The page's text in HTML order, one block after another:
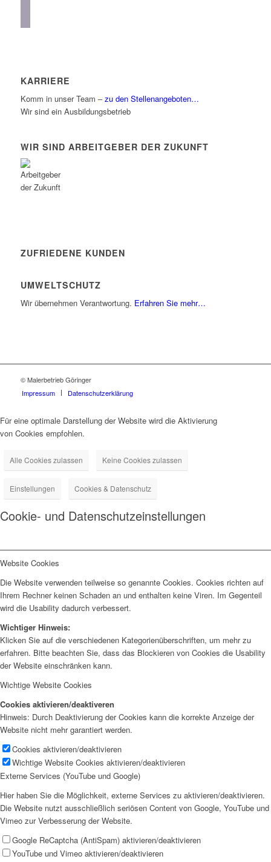
KARRIERE
Komm in unser Team –zu den Stellenangeboten…
Wir sind ein Ausbildungsbetrieb
WIR SIND ARBEITGEBER DER ZUKUNFT
ZUFRIEDENE KUNDEN
UMWELTSCHUTZ
Wir übernehmen Verantwortung. Erfahren Sie mehr…
© Malerbetrieb Göringer
Impressum
Datenschutzerklärung
Für eine optimale Darstellung der Website wird die Aktivierung
von Cookies empfohlen.
Alle Cookies zulassen Keine Cookies zulassen
Einstellungen Cookies & Datenschutz
Cookie- und Datenschutzeinstellungen
Website Cookies
Die Website verwenden teilweise so genannte Cookies. Cookies richten auf
Ihrem Rechner keinen Schaden an und enthalten keine Viren. Im Gegenteil
wird die Usability dadurch verbessert.
Wichtiger Hinweis:
Klicken Sie auf die verschiedenen Kategorienüberschriften, um mehr zu
erfahren. Bitte beachten Sie, dass das Blockieren von Cookies die Usability
der Website einschränken kann.
Wichtige Website Cookies
Cookies aktivieren/deaktiveren
Hinweis: Durch Deaktivierung der Cookies kann die korrekte Anzeige der
Website nicht mehr garantiert werden.
Cookies aktivieren/deaktivieren
Wichtige Website Cookies aktivieren/deaktivieren
Externe Services (YouTube und Google)
Hier haben Sie die Möglichkeit, externe Services zu aktivieren/deaktivieren.
Die Website nutzt ausschließlich seriösen Content von Google, YouTube und
Vimeo zur Verbesserung der Website.
Google ReCaptcha (AntiSpam) aktivieren/deaktivieren
YouTube und Vimeo aktivieren/deaktivieren